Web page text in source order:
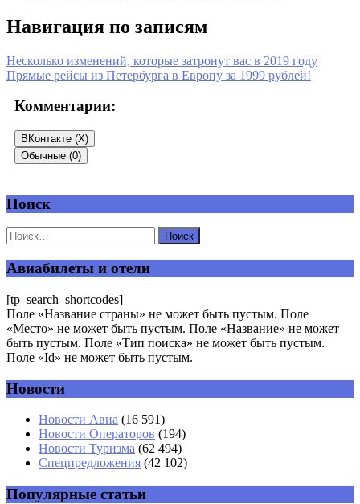
Навигация по записям
Несколько изменений, которые затронут вас в 2019 году
Прямые рейсы из Петербурга в Европу за 1999 рублей!
Комментарии:
ВКонтакте (X)
Обычные (0)
Добавить комментарий
Ваш адрес email не будет опубликован.
Имя *
Email*
Поиск
Авиабилеты и отели
[tp_search_shortcodes]
Поле «Название страны» не может быть пустым. Поле
«Место» не может быть пустым. Поле «Название» не может
быть пустым. Поле «Тип поиска» не может быть пустым.
Поле «Id» не может быть пустым.
Новости
Новости Авиа (16 591)
Новости Операторов (194)
Новости Туризма (62 494)
Спецпредложения (42 102)
Популярные статьи